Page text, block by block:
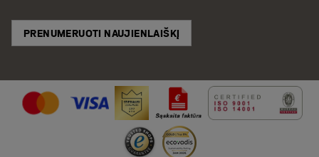
PRENUMERUOTI NAUJIENLAIŠKĮ